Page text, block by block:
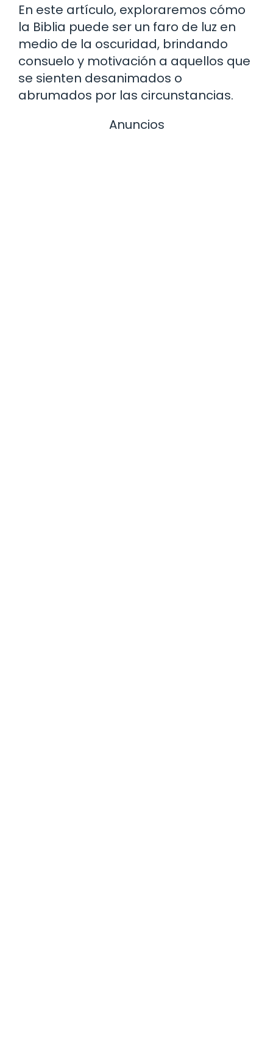
En este artículo, exploraremos cómo
la Biblia puede ser un faro de luz en
medio de la oscuridad, brindando
consuelo y motivación a aquellos que
se sienten desanimados o
abrumados por las circunstancias.
Anuncios